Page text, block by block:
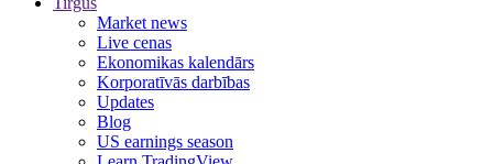
Market news
Live cenas
Ekonomikas kalendārs
Korporatīvās darbības
Updates
Blog
US earnings season